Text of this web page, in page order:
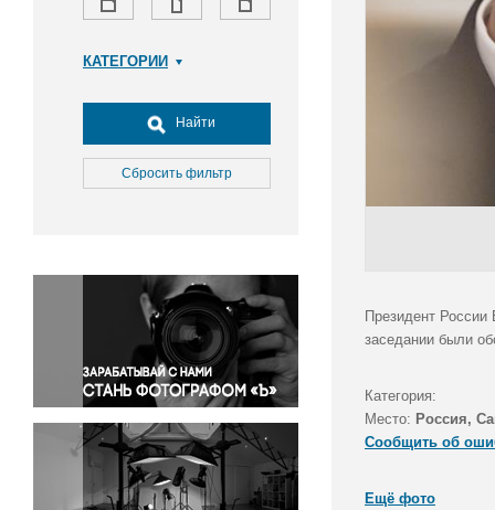
КАТЕГОРИИ
Досуг, туризм и отдых
Культура
Медицина
Окружающая среда
Политика
Правосудие
Происшествия и конфликты
Религия
Светская жизнь
Спорт
Экология
Экономика и бизнес
Найти
Сбросить фильтр
Президент России
заседании были
Категория:
Место: Россия,
Сообщить об
Ещё фото